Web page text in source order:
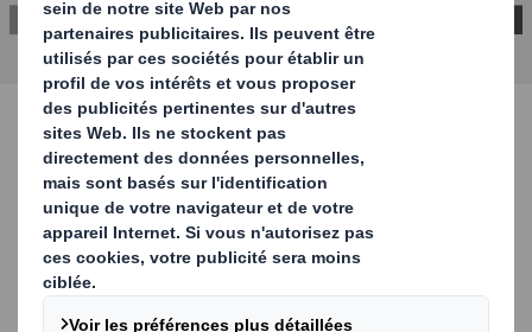
CONTACTEZ-NOUS
Étude de cas